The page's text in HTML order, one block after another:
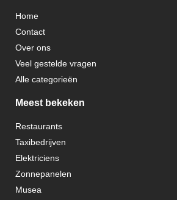
Home
Contact
Over ons
Veel gestelde vragen
Alle categorieën
Meest bekeken
Restaurants
Taxibedrijven
Elektriciens
Zonnepanelen
Musea